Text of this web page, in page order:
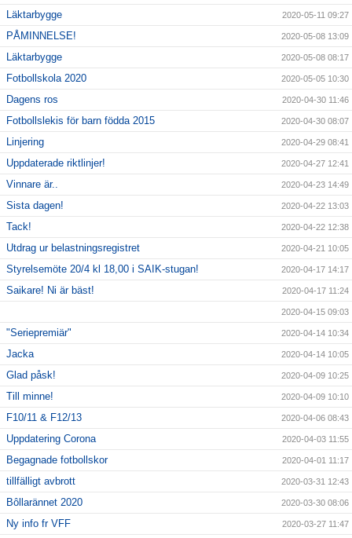
Läktarbygge 2020-05-11 09:27
PÅMINNELSE! 2020-05-08 13:09
Läktarbygge 2020-05-08 08:17
Fotbollskola 2020 2020-05-05 10:30
Dagens ros 2020-04-30 11:46
Fotbollslekis för barn födda 2015 2020-04-30 08:07
Linjering 2020-04-29 08:41
Uppdaterade riktlinjer! 2020-04-27 12:41
Vinnare är.. 2020-04-23 14:49
Sista dagen! 2020-04-22 13:03
Tack! 2020-04-22 12:38
Utdrag ur belastningsregistret 2020-04-21 10:05
Styrelsemöte 20/4 kl 18,00 i SAIK-stugan! 2020-04-17 14:17
Saikare! Ni är bäst! 2020-04-17 11:24
2020-04-15 09:03
"Seriepremiär" 2020-04-14 10:34
Jacka 2020-04-14 10:05
Glad påsk! 2020-04-09 10:25
Till minne! 2020-04-09 10:10
F10/11 & F12/13 2020-04-06 08:43
Uppdatering Corona 2020-04-03 11:55
Begagnade fotbollskor 2020-04-01 11:17
tillfälligt avbrott 2020-03-31 12:43
Bôllarännet 2020 2020-03-30 08:06
Ny info fr VFF 2020-03-27 11:47